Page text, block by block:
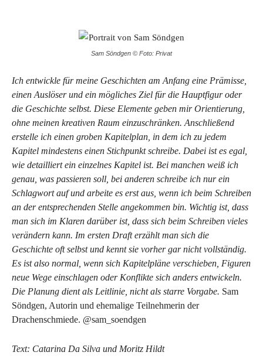
Sam Söndgen © Foto: Privat
Ich entwickle für meine Geschichten am Anfang eine Prämisse,
einen Auslöser und ein mögliches Ziel für die Hauptfigur oder
die Geschichte selbst. Diese Elemente geben mir Orientierung,
ohne meinen kreativen Raum einzuschränken. Anschließend
erstelle ich einen groben Kapitelplan, in dem ich zu jedem
Kapitel mindestens einen Stichpunkt schreibe. Dabei ist es egal,
wie detailliert ein einzelnes Kapitel ist. Bei manchen weiß ich
genau, was passieren soll, bei anderen schreibe ich nur ein
Schlagwort auf und arbeite es erst aus, wenn ich beim Schreiben
an der entsprechenden Stelle angekommen bin. Wichtig ist, dass
man sich im Klaren darüber ist, dass sich beim Schreiben vieles
verändern kann. Im ersten Draft erzählt man sich die
Geschichte oft selbst und kennt sie vorher gar nicht vollständig.
Es ist also normal, wenn sich Kapitelpläne verschieben, Figuren
neue Wege einschlagen oder Konflikte sich anders entwickeln.
Die Planung dient als Leitlinie, nicht als starre Vorgabe. Sam
Söndgen, Autorin und ehemalige Teilnehmerin der
Drachenschmiede. @sam_soendgen
Text: Catarina Da Silva und Moritz Hildt